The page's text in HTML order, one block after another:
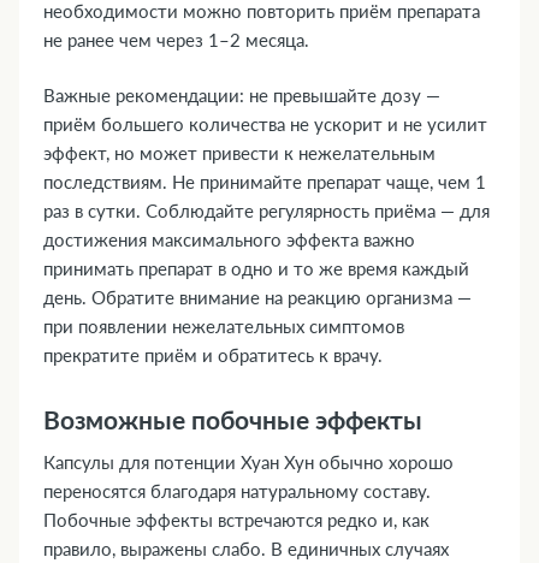
необходимости можно повторить приём препарата
не ранее чем через 1–2 месяца.
Важные рекомендации: не превышайте дозу —
приём большего количества не ускорит и не усилит
эффект, но может привести к нежелательным
последствиям. Не принимайте препарат чаще, чем 1
раз в сутки. Соблюдайте регулярность приёма — для
достижения максимального эффекта важно
принимать препарат в одно и то же время каждый
день. Обратите внимание на реакцию организма —
при появлении нежелательных симптомов
прекратите приём и обратитесь к врачу.
Возможные побочные эффекты
Капсулы для потенции Хуан Хун обычно хорошо
переносятся благодаря натуральному составу.
Побочные эффекты встречаются редко и, как
правило, выражены слабо. В единичных случаях